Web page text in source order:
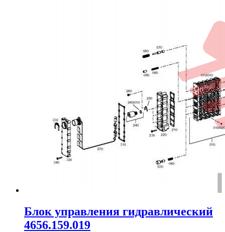
Блок управления гидравлический
4656.159.019